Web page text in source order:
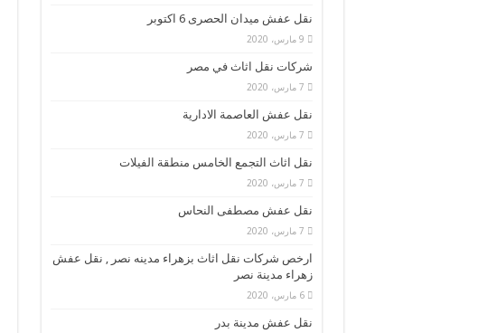
نقل عفش ميدان الحصرى 6 اكتوبر
9 مارس، 2020
شركات نقل اثاث في مصر
7 مارس، 2020
نقل عفش العاصمة الادارية
7 مارس، 2020
نقل اثاث التجمع الخامس منطقة الفيلات
7 مارس، 2020
نقل عفش مصطفى النحاس
7 مارس، 2020
ارخص شركات نقل اثاث بزهراء مدينه نصر , نقل عفش
زهراء مدينة نصر
6 مارس، 2020
نقل عفش مدينة بدر